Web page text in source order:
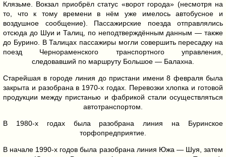
Клязьме. Вокзал приобрёл статус «ворот города» (несмотря на
то, что к тому времени в нём уже имелось автобусное и
воздушное сообщение). Пассажирские поезда отправлялись
отсюда до Шуи и Талиц, по неподтверждённым данным — также
до Бурино. В Талицах пассажиры могли совершить пересадку на
поезд Чернораменского транспортного управления,
следовавший по маршруту Большое — Балахна.
Старейшая в городе линия до пристани имени 8 февраля была
закрыта и разобрана в 1970-х годах. Перевозки хлопка и готовой
продукции между пристанью и фабрикой стали осуществляться
автотранспортом.
В 1980-х годах была разобрана линия на Буринское
торфопредприятие.
В начале 1990-х годов была разобрана линия Южа — Шуя, затем